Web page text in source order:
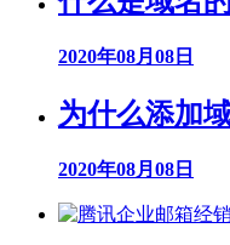
2020年08月08日
为什么添加
2020年08月08日